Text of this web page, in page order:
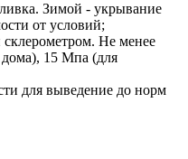
Зимой - укрывание
от условий;
Не менее
15 Мпа (для
для выведение до норм